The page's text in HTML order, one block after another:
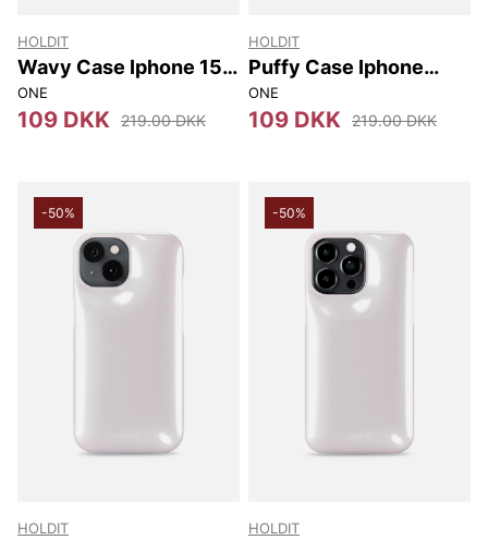
HOLDIT
Wavy Case Iphone 15
Pro Max
ONE
109 DKK 219.00 DKK
HOLDIT
Puffy Case Iphone
12/12 Pro
ONE
109 DKK 219.00 DKK
-50%
HOLDIT
-50%
HOLDIT